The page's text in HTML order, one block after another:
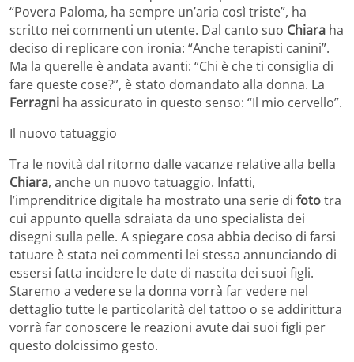
“Povera Paloma, ha sempre un’aria così triste”, ha
scritto nei commenti un utente. Dal canto suo Chiara ha
deciso di replicare con ironia: “Anche terapisti canini”.
Ma la querelle è andata avanti: “Chi è che ti consiglia di
fare queste cose?”, è stato domandato alla donna. La
Ferragni ha assicurato in questo senso: “Il mio cervello”.
Il nuovo tatuaggio
Tra le novità dal ritorno dalle vacanze relative alla bella
Chiara, anche un nuovo tatuaggio. Infatti,
l’imprenditrice digitale ha mostrato una serie di fototra
cui appunto quella sdraiata da uno specialista dei
disegni sulla pelle. A spiegare cosa abbia deciso di farsi
tatuare è stata nei commenti lei stessa annunciando di
essersi fatta incidere le date di nascita dei suoi figli.
Staremo a vedere se la donna vorrà far vedere nel
dettaglio tutte le particolarità del tattoo o se addirittura
vorrà far conoscere le reazioni avute dai suoi figli per
questo dolcissimo gesto.